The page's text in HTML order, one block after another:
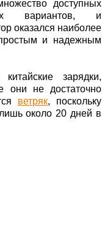
доступных
вариантов, и
оказался наиболее
и надежным
китайские зарядки,
они не достаточно
ветряк, поскольку
около 20 дней в